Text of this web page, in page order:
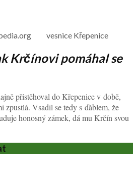
vesnice Křepenice
Krčínovi pomáhal se
přistěhoval do Křepenice v době,
zpustlá. Vsadil se tedy s ďáblem, že
honosný zámek, dá mu Krčín svou